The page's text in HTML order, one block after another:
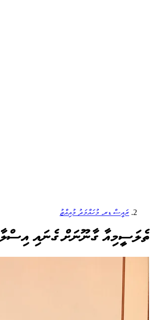
ރައީސް ޑރ. މުހައްމަދު މުއިއްޒު
ތެލަސީމިއާ ގާނޫނަށް ގެނައި